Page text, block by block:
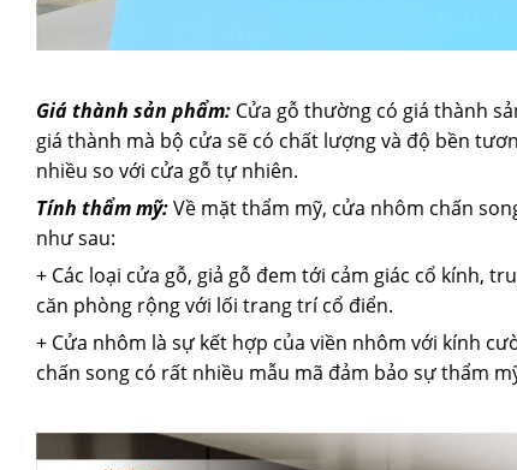
Giá thành sản phẩm: Cửa gỗ thường có giá thành
giá thành mà bộ cửa sẽ có chất lượng và độ bền
nhiều so với cửa gỗ tự nhiên.
Tính thẩm mỹ:Về mặt thẩm mỹ, cửa nhôm chấn
như sau:
+ Các loại cửa gỗ, giả gỗ đem tới cảm giác cổ kính,
căn phòng rộng với lối trang trí cổ điển.
+ Cửa nhôm là sự kết hợp của viền nhôm với kính
chấn song có rất nhiều mẫu mã đảm bảo sự thẩm